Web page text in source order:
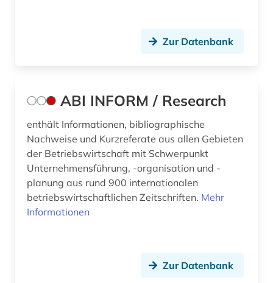
Zur Datenbank
ABI INFORM / Research
enthält Informationen, bibliographische
Nachweise und Kurzreferate aus allen Gebieten
der Betriebswirtschaft mit Schwerpunkt
Unternehmensführung, -organisation und -
planung aus rund 900 internationalen
betriebswirtschaftlichen Zeitschriften. Mehr
Informationen
Zur Datenbank